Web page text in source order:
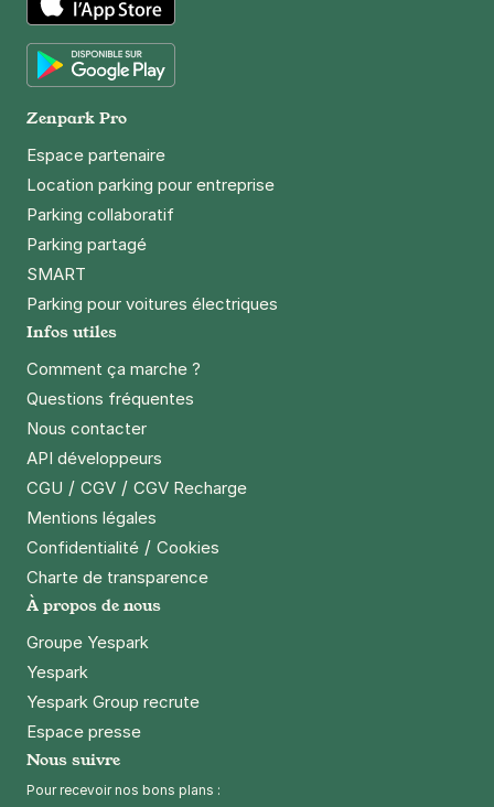
App Store
Zenpark Pro
Espace partenaire
Location parking pour entreprise
Parking collaboratif
Parking partagé
SMART
Parking pour voitures électriques
Infos utiles
Comment ça marche ?
Questions fréquentes
Nous contacter
API développeurs
CGU / CGV / CGV Recharge
Mentions légales
Confidentialité / Cookies
Charte de transparence
À propos de nous
Groupe Yespark
Yespark
Yespark Group recrute
Espace presse
Nous suivre
Pour recevoir nos bons plans :